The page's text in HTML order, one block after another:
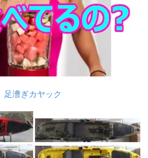
足漕ぎカヤック